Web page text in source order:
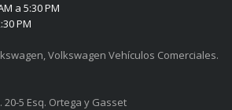
a 5:30 PM
PM
Volkswagen Vehículos Comerciales.
20-5 Esq. Ortega y Gasset